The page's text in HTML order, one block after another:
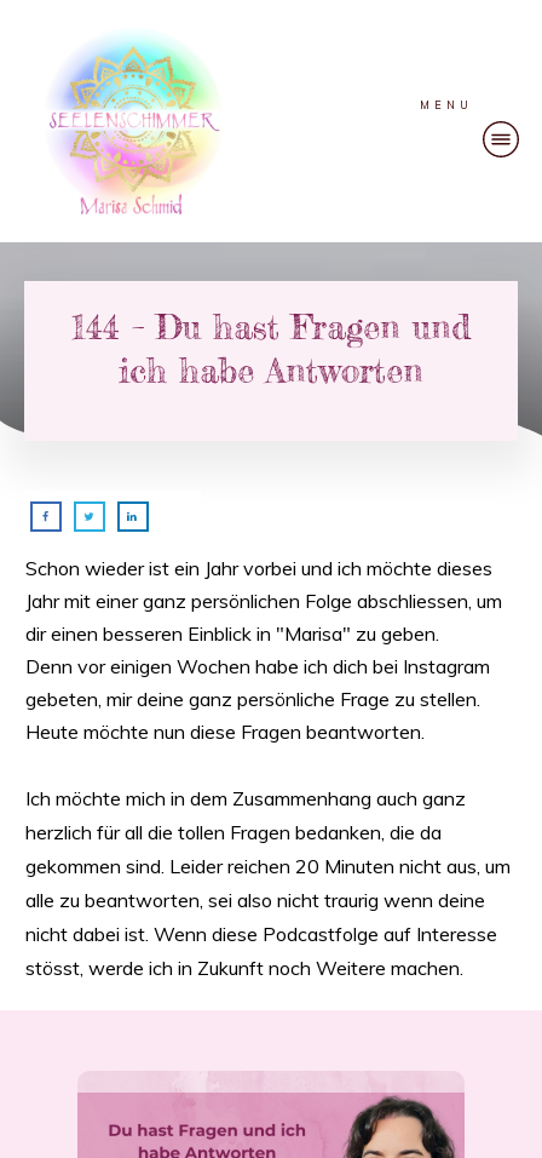
MENU
144 – Du hast Fragen und
ich habe Antworten
Schon wieder ist ein Jahr vorbei und ich möchte dieses
Jahr mit einer ganz persönlichen Folge abschliessen, um
dir einen besseren Einblick in "Marisa" zu geben.
Denn vor einigen Wochen habe ich dich bei Instagram
gebeten, mir deine ganz persönliche Frage zu stellen.
Heute möchte nun diese Fragen beantworten.
Ich möchte mich in dem Zusammenhang auch ganz
herzlich für all die tollen Fragen bedanken, die da
gekommen sind. Leider reichen 20 Minuten nicht aus, um
alle zu beantworten, sei also nicht traurig wenn deine
nicht dabei ist. Wenn diese Podcastfolge auf Interesse
stösst, werde ich in Zukunft noch Weitere machen.